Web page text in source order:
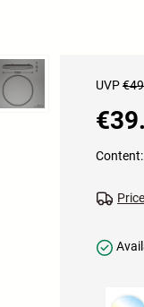
UVP
Content: